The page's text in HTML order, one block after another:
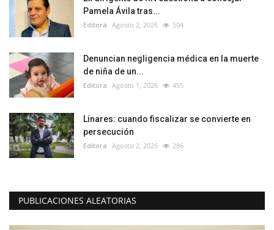
Pamela Ávila tras...
Editora Agosto 2, 2026 504
Denuncian negligencia médica en la muerte
de niña de un...
Editora Agosto 1, 2026 455
Linares: cuando fiscalizar se convierte en
persecución
Editora Agosto 2, 2026 286
PUBLICACIONES ALEATORIAS